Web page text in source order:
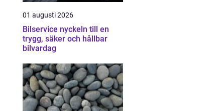
01 augusti 2026
Bilservice nyckeln till en
trygg, säker och hållbar
bilvardag